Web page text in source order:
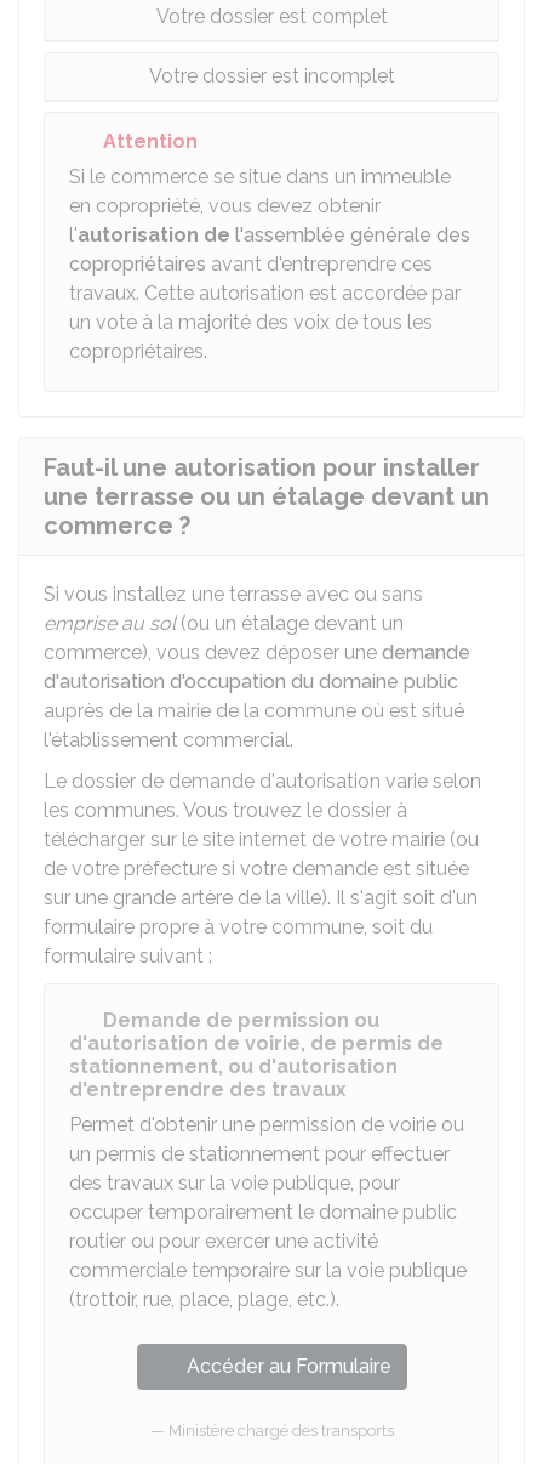
Votre dossier est complet
Votre dossier est incomplet
Attention
Si le commerce se situe dans un immeuble
en copropriété, vous devez obtenir
l'autorisation de l'assemblée générale des
copropriétaires avant d'entreprendre ces
travaux. Cette autorisation est accordée par
un vote à la majorité des voix de tous les
copropriétaires.
Faut-il une autorisation pour installer
une terrasse ou un étalage devant un
commerce ?
Si vous installez une terrasse avec ou sans
emprise au sol(ou un étalage devant un
commerce), vous devez déposer une demande
d'autorisation d'occupation du domaine public
auprès de la mairie de la commune où est situé
l'établissement commercial.
Le dossier de demande d'autorisation varie selon
les communes. Vous trouvez le dossier à
télécharger sur le site internet de votre mairie (ou
de votre préfecture si votre demande est située
sur une grande artère de la ville). Il s'agit soit d'un
formulaire propre à votre commune, soit du
formulaire suivant :
Demande de permission ou
d'autorisation de voirie, de permis de
stationnement, ou d'autorisation
d'entreprendre des travaux
Permet d'obtenir une permission de voirie ou
un permis de stationnement pour effectuer
des travaux sur la voie publique, pour
occuper temporairement le domaine public
routier ou pour exercer une activité
commerciale temporaire sur la voie publique
(trottoir, rue, place, plage, etc.).
Accéder au Formulaire
Ministère chargé des transports